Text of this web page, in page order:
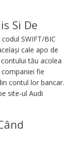
Si De
SWIFT/BIC
cale apo de
tău acolea
fie
contul lor bancar.
site-ul Audi